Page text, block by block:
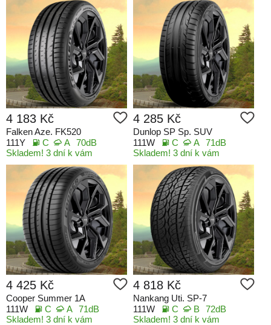
4 183 Kč
Falken Aze. FK520
111Y
C A 70dB
Skladem! 3 dní k vám
4 285 Kč
Dunlop SP Sp. SUV
111W
C A 71dB
Skladem! 3 dní k vám
4 425 Kč
Cooper Summer 1A
111W
C A 71dB
Skladem! 3 dní k vám
4 818 Kč
Nankang Uti. SP-7
111W
C B 72dB
Skladem! 3 dní k vám